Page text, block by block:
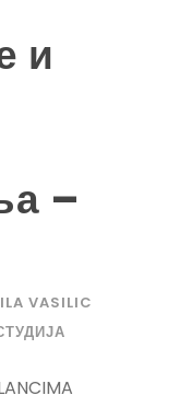
и
–
VASILIC